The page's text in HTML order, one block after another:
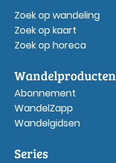
Zoek op wandeling
Zoek op kaart
Zoek op horeca
Wandelproducten
Abonnement
WandelZapp
Wandelgidsen
Series